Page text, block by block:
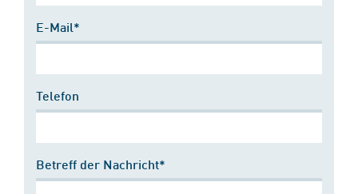
E-Mail*
Telefon
Betreff der Nachricht*